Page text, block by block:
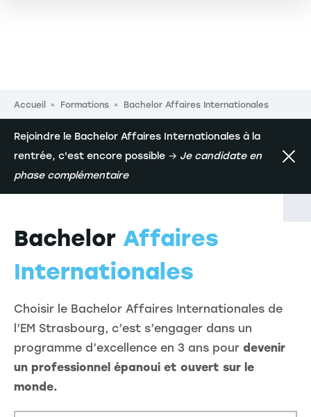
Fil d'Ariane
Accueil Formations Bachelor Affaires Internationales
Rejoindre le Bachelor Affaires Internationales à la
rentrée, c'est encore possible → Je candidate en
phase complémentaire
Bachelor Affaires
Internationales
Choisir le Bachelor Affaires Internationales de
l’EM Strasbourg, c’est s’engager dans un
programme d’excellence en 3 ans pour devenir
un professionnel épanoui et ouvert sur le
monde.